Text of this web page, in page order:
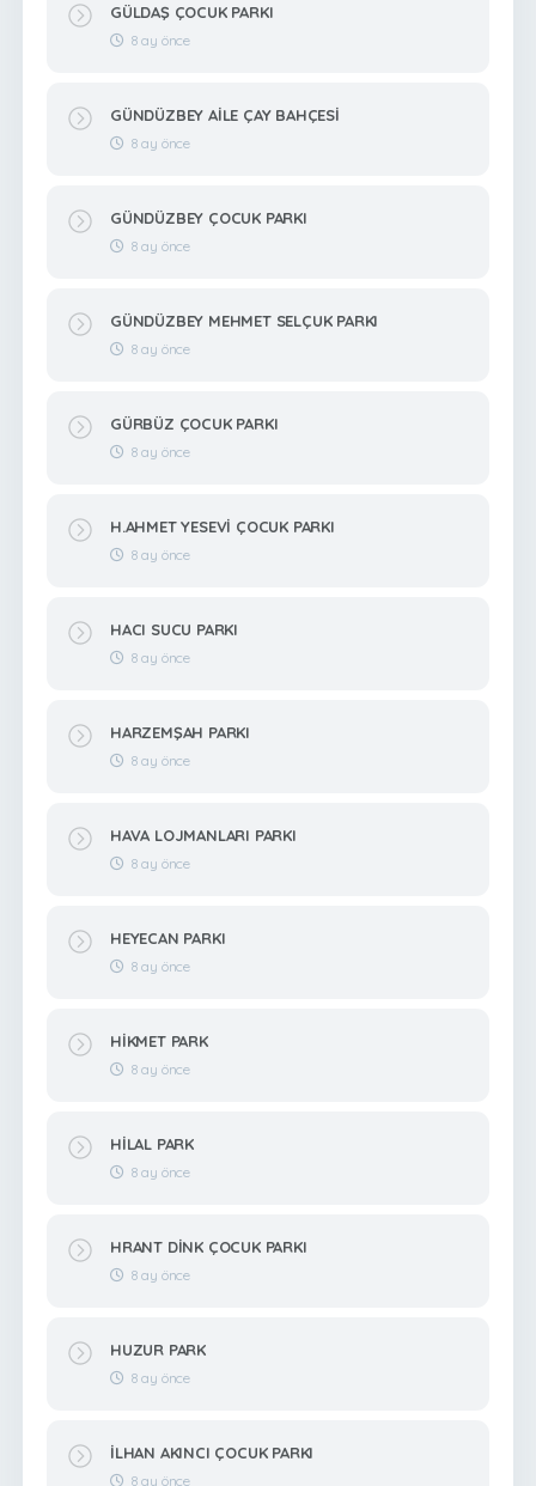
GÜLDAŞ ÇOCUK PARKI
8 ay önce
GÜNDÜZBEY AİLE ÇAY BAHÇESİ
8 ay önce
GÜNDÜZBEY ÇOCUK PARKI
8 ay önce
GÜNDÜZBEY MEHMET SELÇUK PARKI
8 ay önce
GÜRBÜZ ÇOCUK PARKI
8 ay önce
H.AHMET YESEVİ ÇOCUK PARKI
8 ay önce
HACI SUCU PARKI
8 ay önce
HARZEMŞAH PARKI
8 ay önce
HAVA LOJMANLARI PARKI
8 ay önce
HEYECAN PARKI
8 ay önce
HİKMET PARK
8 ay önce
HİLAL PARK
8 ay önce
HRANT DİNK ÇOCUK PARKI
8 ay önce
HUZUR PARK
8 ay önce
İLHAN AKINCI ÇOCUK PARKI
8 ay önce